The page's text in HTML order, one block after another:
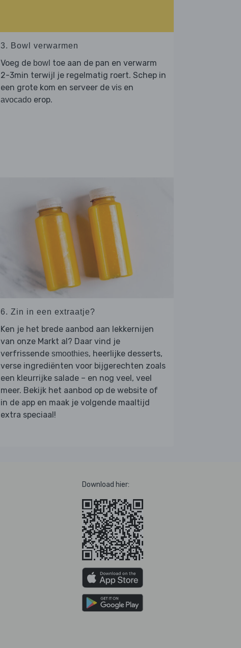
3. Bowl verwarmen
Voeg de bowl toe aan de pan en verwarm
2-3min terwijl je regelmatig roert. Schep in
een grote kom en serveer de vis en
avocado erop.
6. Zin in een extraatje?
Ken je het brede aanbod aan lekkernijen
van onze Markt al? Daar vind je
verfrissende smoothies, heerlijke desserts,
verse ingrediënten voor bijgerechten zoals
een kleurrijke salade – en nog veel, veel
meer. Bekijk het aanbod op de website of
in de app en maak je volgende maaltijd
extra speciaal!
Download hier: